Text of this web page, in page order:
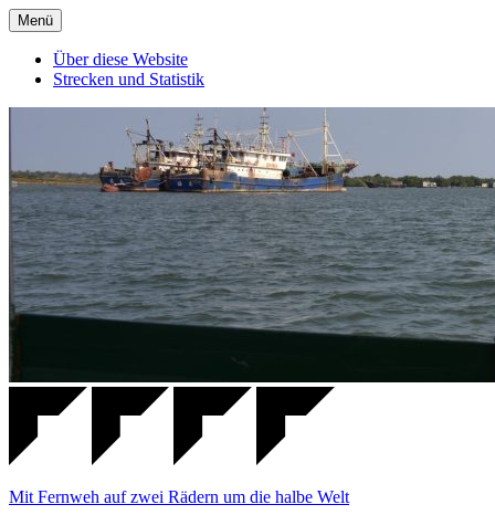
Zum
Inhalt
springen
Menü
Über diese Website
Strecken und Statistik
Mit Fernweh auf zwei Rädern um die halbe Welt